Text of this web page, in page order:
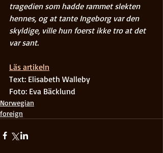
tragedien som hadde rammet slekten
hennes, og at tante Ingeborg var den
skyldige, ville hun foerst ikke tro at det
var sant.
Läs artikeln
Text: Elisabeth Walleby
Foto: Eva Bäcklund
Norwegian
foreign